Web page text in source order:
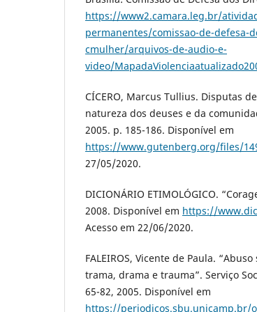
https://www2.camara.leg.br/
permanentes/comissao-de-defesa-
cmulher/arquivos-de-audio-e-
video/
CÍCERO, Marcus Tullius. Disputas
natureza dos deuses e da
2005. p. 185-186. Disponível em
https://www.gutenberg.org/files/
27/05/2020.
DICIONÁRIO ETIMOLÓGICO.
2008. Disponível em https://
Acesso em 22/06/2020.
FALEIROS, Vicente de Paula.
trama, drama e trauma”. Serviço
65-82, 2005. Disponível em
https://periodicos.sbu.unicamp.br/